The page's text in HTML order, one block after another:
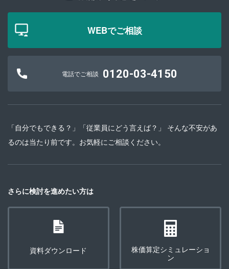
WEBでご相談
電話でご相談 0120-03-4150
「自分でもできる？」「従業員にどう言えば？」 そんな不安があ
るのは当たり前です。お気軽にご相談ください。
さらに検討を進めたい方は
資料ダウンロード
株価算定シミュレーショ
ン